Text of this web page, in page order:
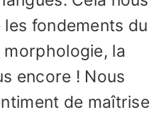
fondements du
la
encore ! Nous
de maîtrise